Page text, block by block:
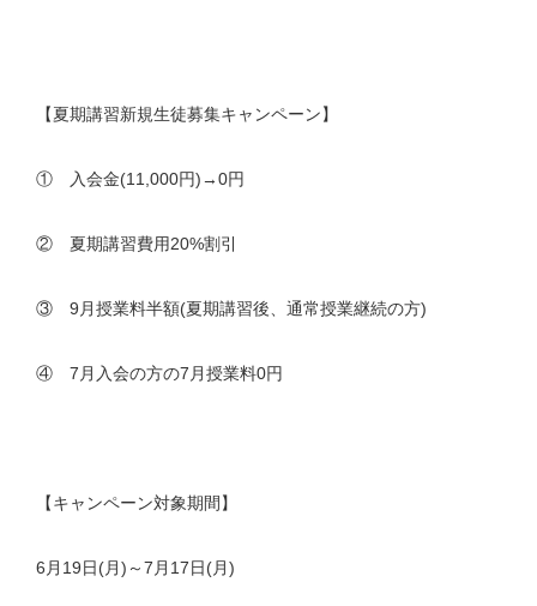
【夏期講習新規生徒募集キャンペーン】
① 入会金(11,000円)→0円
② 夏期講習費用20%割引
③ 9月授業料半額(夏期講習後、通常授業継続の方)
④ 7月入会の方の7月授業料0円
【キャンペーン対象期間】
6月19日(月)～7月17日(月)